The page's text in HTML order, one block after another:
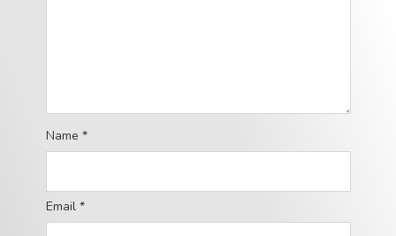
Name *
Email *